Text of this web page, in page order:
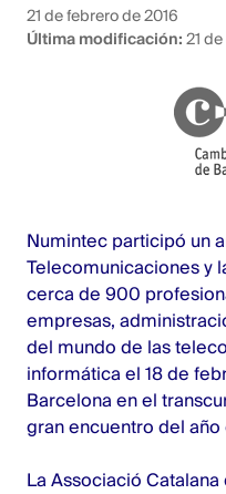
21 de febrero de 2016
Última modificación: 21
Numintec participó un
Telecomunicaciones y
cerca de 900
empresas,
del mundo de las
informática el 18 de
Barcelona en el
gran encuentro del año
La Associació Catalana